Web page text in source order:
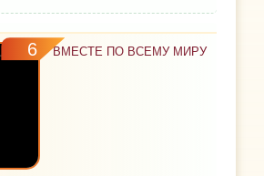
6 ВМЕСТЕ ПО ВСЕМУ МИРУ